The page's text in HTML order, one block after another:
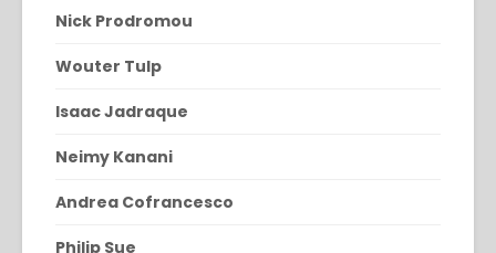
Nick Prodromou
Wouter Tulp
Isaac Jadraque
Neimy Kanani
Andrea Cofrancesco
Philip Sue